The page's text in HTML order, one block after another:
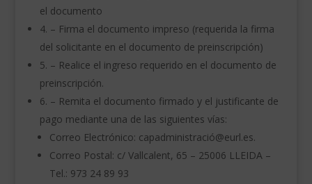
el documento
4. – Firma el documento impreso (requerida la firma
del solicitante en el documento de preinscripción)
5. – Realice el ingreso requerido en el documento de
preinscripción.
6. – Remita el documento firmado y el justificante de
pago mediante una de las siguientes vías:
Correo Electrónico: capadministració@eurl.es.
Correo Postal: c/ Vallcalent, 65 – 25006 LLEIDA –
Tel.: 973 24 89 93